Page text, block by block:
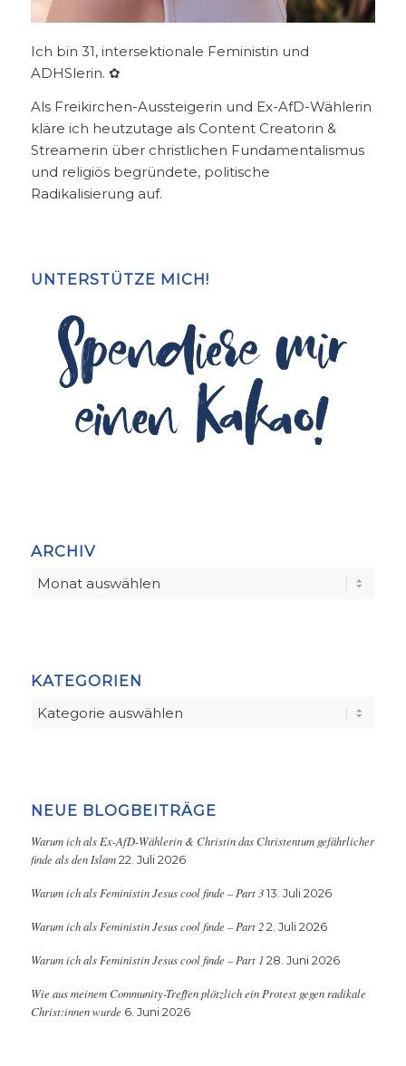
Ich bin 31, intersektionale Feministin und
ADHSlerin. ✿
Als Freikirchen-Aussteigerin und Ex-AfD-Wählerin
kläre ich heutzutage als Content Creatorin &
Streamerin über christlichen Fundamentalismus
und religiös begründete, politische
Radikalisierung auf.
UNTERSTÜTZE MICH!
ARCHIV
KATEGORIEN
Kategorien
NEUE BLOGBEITRÄGE
Warum ich als Ex-AfD-Wählerin & Christin das Christentum gefährlicher
finde als den Islam 22. Juli 2026
Warum ich als Feministin Jesus cool finde – Part 3 13. Juli 2026
Warum ich als Feministin Jesus cool finde – Part 2 2. Juli 2026
Warum ich als Feministin Jesus cool finde – Part 1 28. Juni 2026
Wie aus meinem Community-Treffen plötzlich ein Protest gegen radikale
Christ:innen wurde 6. Juni 2026